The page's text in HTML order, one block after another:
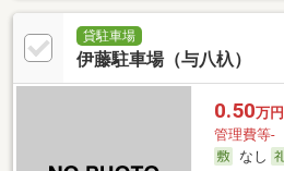
貸駐車場
伊藤駐車場（与八杁）
0.50万円
管理費等-
なし